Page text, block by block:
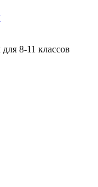
8-11 классов